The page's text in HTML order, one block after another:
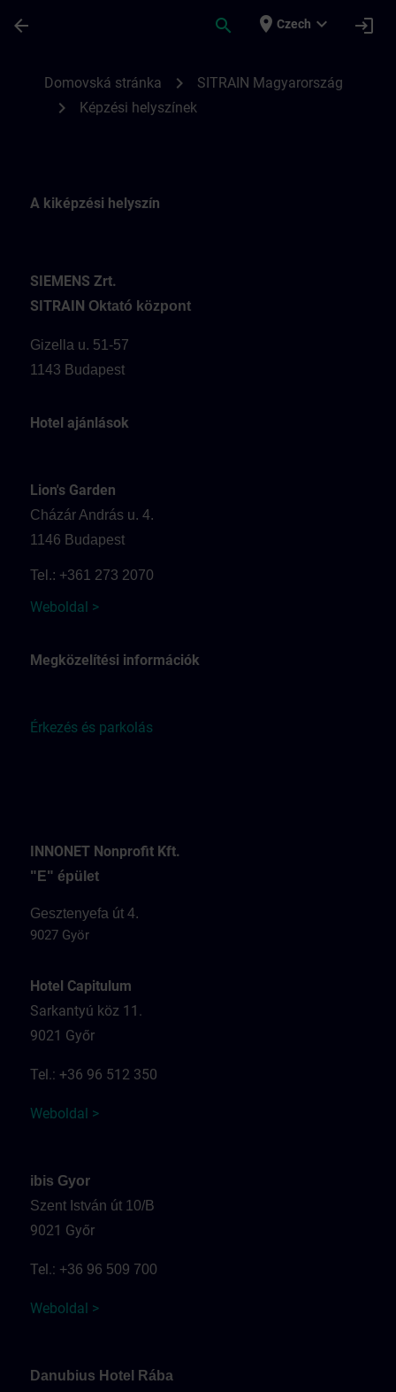
arrow_back search place Czech expand_more login
Domovská stránka chevron_right SITRAIN Magyarország
chevron_right Képzési helyszínek
A kiképzési helyszín
SIEMENS Zrt.
SITRAIN Oktató központ
Gizella u. 51-57
1143 Budapest
Hotel ajánlások
Lion's Garden
Cházár András u. 4.
1146 Budapest
Tel.: +361 273 2070
Weboldal >
Megközelítési információk
Érkezés és parkolás
INNONET Nonprofit Kft.
"E" épület
Gesztenyefa út 4.
9027 Györ
Hotel Capitulum
Sarkantyú köz 11.
9021 Győr
Tel.: +36 96 512 350
Weboldal >
ibis Gyor
Szent István út 10/B
9021 Győr
Tel.: +36 96 509 700
Weboldal >
Danubius Hotel Rába